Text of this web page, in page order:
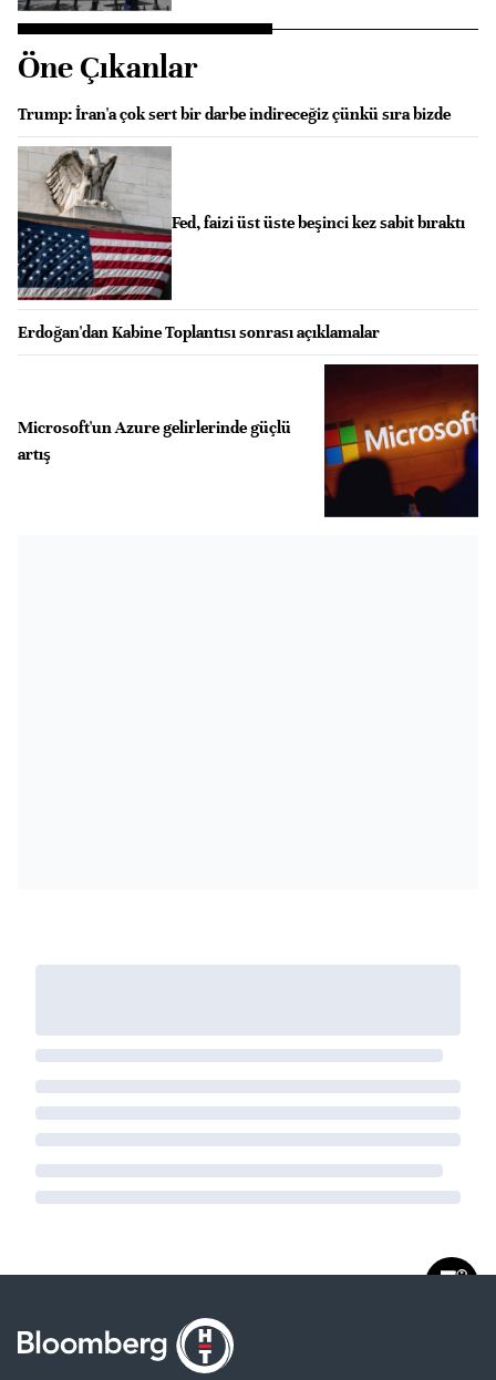
Öne Çıkanlar
Trump: İran'a çok sert bir darbe indireceğiz çünkü sıra bizde
Fed, faizi üst üste beşinci kez sabit bıraktı
Erdoğan'dan Kabine Toplantısı sonrası açıklamalar
Microsoft'un Azure gelirlerinde güçlü
artış